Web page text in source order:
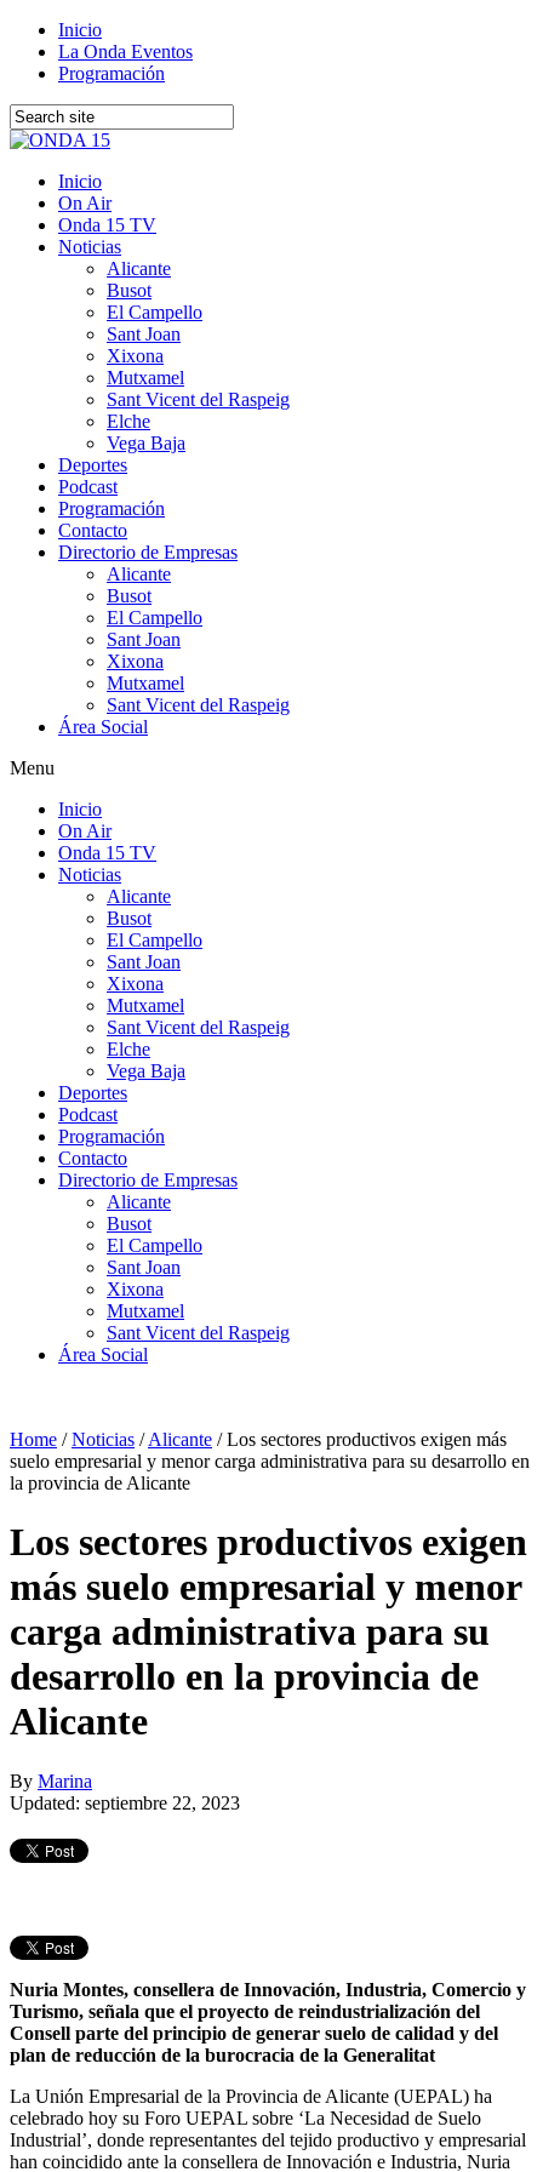
Inicio
La Onda Eventos
Programación
Inicio
On Air
Onda 15 TV
Noticias
Alicante
Busot
El Campello
Sant Joan
Xixona
Mutxamel
Sant Vicent del Raspeig
Elche
Vega Baja
Deportes
Podcast
Programación
Contacto
Directorio de Empresas
Alicante
Busot
El Campello
Sant Joan
Xixona
Mutxamel
Sant Vicent del Raspeig
Área Social
Menu
Inicio
On Air
Onda 15 TV
Noticias
Alicante
Busot
El Campello
Sant Joan
Xixona
Mutxamel
Sant Vicent del Raspeig
Elche
Vega Baja
Deportes
Podcast
Programación
Contacto
Directorio de Empresas
Alicante
Busot
El Campello
Sant Joan
Xixona
Mutxamel
Sant Vicent del Raspeig
Área Social
Home /Noticias /Alicante /Los sectores productivos exigen más
suelo empresarial y menor carga administrativa para su desarrollo en
la provincia de Alicante
Los sectores productivos exigen
más suelo empresarial y menor
carga administrativa para su
desarrollo en la provincia de
Alicante
By Marina
Updated: septiembre 22, 2023
Nuria Montes, consellera de Innovación, Industria, Comercio y
Turismo, señala que el proyecto de reindustrialización del
Consell parte del principio de generar suelo de calidad y del
plan de reducción de la burocracia de la Generalitat
La Unión Empresarial de la Provincia de Alicante (UEPAL) ha
celebrado hoy su Foro UEPAL sobre ‘La Necesidad de Suelo
Industrial’, donde representantes del tejido productivo y empresarial
han coincidido ante la consellera de Innovación e Industria, Nuria